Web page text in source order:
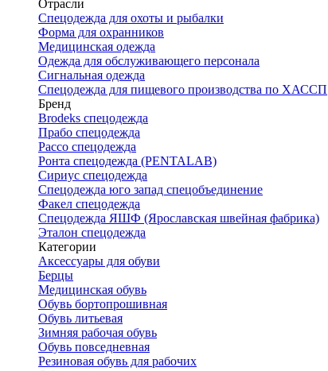
Отрасли
Спецодежда для охоты и рыбалки
Форма для охранников
Медицинская одежда
Одежда для обслуживающего персонала
Сигнальная одежда
Спецодежда для пищевого производства по ХАССП
Бренд
Brodeks спецодежда
Прабо спецодежда
Рассо спецодежда
Ронта спецодежда (PENTALAB)
Сириус спецодежда
Спецодежда юго запад спецобъединение
Факел спецодежда
Спецодежда ЯШФ (Ярославская швейная фабрика)
Эталон спецодежда
Категории
Аксессуары для обуви
Берцы
Медицинская обувь
Обувь бортопрошивная
Обувь литьевая
Зимняя рабочая обувь
Обувь повседневная
Резиновая обувь для рабочих